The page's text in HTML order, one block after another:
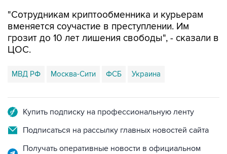
грозит до 10 лет лишения свободы", - сказали в
ЦОС.
МВД РФ
Подписаться на рассылку главных новостей сайта
Получать оперативные новости в официальном